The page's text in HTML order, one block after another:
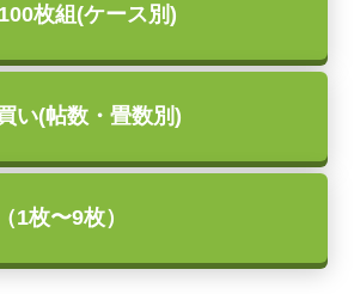
枚組(ケース別)
い(帖数・畳数別)
1枚〜9枚）